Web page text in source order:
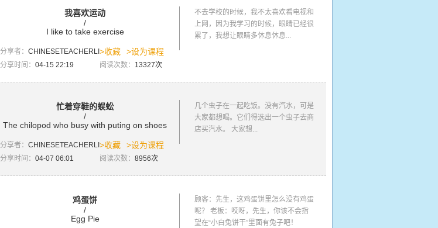
我喜欢运动
/
I like to take exercise
分享者： CHINESETEACHERLI >收藏 >设为课程
分享时间： 04-15 22:19 阅读次数： 13327次
不去学校的时候，我不太喜欢看电视和
上网，因为我学习的时候，眼睛已经很
累了，我想让眼睛多休息休息...
忙着穿鞋的蜈蚣
/
The chilopod who busy with puting on shoes
分享者： CHINESETEACHERLI >收藏 >设为课程
分享时间： 04-07 06:01 阅读次数： 8956次
几个虫子在一起吃饭。没有汽水，可是
大家都想喝。它们得选出一个虫子去商
店买汽水。 大家想...
鸡蛋饼
/
Egg Pie
顾客：先生，这鸡蛋饼里怎么没有鸡蛋
呢？ 老板：哎呀，先生，你该不会指
望在“小白兔饼干”里面有兔子吧！